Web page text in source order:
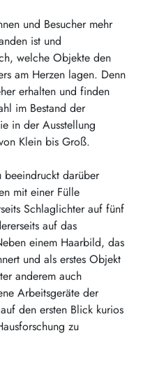
und Besucher mehr
ist und
welche Objekte den
am Herzen lagen. Denn
erhalten und finden
im Bestand der
in der Ausstellung
Klein bis Groß.
beeindruckt darüber
mit einer Fülle
Schlaglichter auf fünf
auf das
einem Haarbild, das
und als erstes Objekt
anderem auch
Arbeitsgeräte der
den ersten Blick kurios
zu